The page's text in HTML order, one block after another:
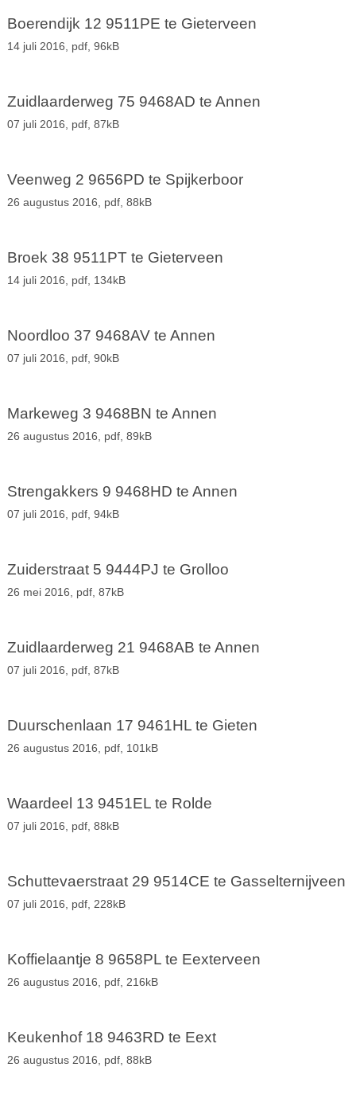
Boerendijk 12 9511PE te Gieterveen
14 juli 2016, pdf, 96kB
Zuidlaarderweg 75 9468AD te Annen
07 juli 2016, pdf, 87kB
Veenweg 2 9656PD te Spijkerboor
26 augustus 2016, pdf, 88kB
Broek 38 9511PT te Gieterveen
14 juli 2016, pdf, 134kB
Noordloo 37 9468AV te Annen
07 juli 2016, pdf, 90kB
Markeweg 3 9468BN te Annen
26 augustus 2016, pdf, 89kB
Strengakkers 9 9468HD te Annen
07 juli 2016, pdf, 94kB
Zuiderstraat 5 9444PJ te Grolloo
26 mei 2016, pdf, 87kB
Zuidlaarderweg 21 9468AB te Annen
07 juli 2016, pdf, 87kB
Duurschenlaan 17 9461HL te Gieten
26 augustus 2016, pdf, 101kB
Waardeel 13 9451EL te Rolde
07 juli 2016, pdf, 88kB
Schuttevaerstraat 29 9514CE te Gasselternijveen
07 juli 2016, pdf, 228kB
Koffielaantje 8 9658PL te Eexterveen
26 augustus 2016, pdf, 216kB
Keukenhof 18 9463RD te Eext
26 augustus 2016, pdf, 88kB